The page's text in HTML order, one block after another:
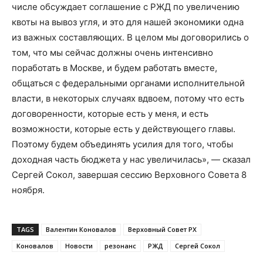
числе обсуждает соглашение с РЖД по увеличению
квоты на вывоз угля, и это для нашей экономики одна
из важных составляющих. В целом мы договорились о
том, что мы сейчас должны очень интенсивно
поработать в Москве, и будем работать вместе,
общаться с федеральными органами исполнительной
власти, в некоторых случаях вдвоем, потому что есть
договоренности, которые есть у меня, и есть
возможности, которые есть у действующего главы.
Поэтому будем объединять усилия для того, чтобы
доходная часть бюджета у нас увеличилась», — сказал
Сергей Сокол, завершая сессию Верховного Совета 8
ноября.
TAGS Валентин Коновалов
Верховный Совет РХ
Коновалов
Новости резонанс РЖД
Сергей Сокол